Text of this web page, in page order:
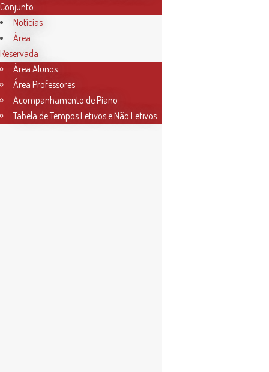
Conjunto
Notícias
Área
Reservada
Área Alunos
Área Professores
Acompanhamento de Piano
Tabela de Tempos Letivos e Não Letivos